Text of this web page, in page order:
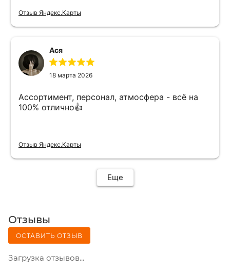
Отзыв Яндекс.Карты
Ася
18 марта 2026
Ассортимент, персонал, атмосфера - всё на
100% отлично👍
Отзыв Яндекс.Карты
Еще
Отзывы
ОСТАВИТЬ ОТЗЫВ
Загрузка отзывов...